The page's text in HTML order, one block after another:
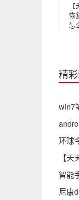
恢
怎
精
win7
环球
【
智能
尼康